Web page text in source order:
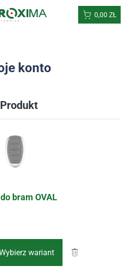
0,00 ZŁ
konto
Produkt
bram OVAL
wariant